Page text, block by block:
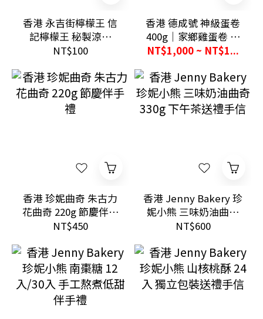
香港 永吉街檸檬王 信
記檸檬王 秘製涼果
40g/100g 港式酸甜果
NT$100
香港 德成號 神級蛋卷
400g｜家鄉雞蛋卷 鮮
牛油蛋卷 鮮椰汁蛋卷
NT$1,000 ~ NT$1...
香港 珍妮曲奇 朱古力
花曲奇 220g 節慶伴手
禮
NT$450
香港 Jenny Bakery 珍
妮小熊 三味奶油曲奇
330g 下午茶送禮手信
NT$600